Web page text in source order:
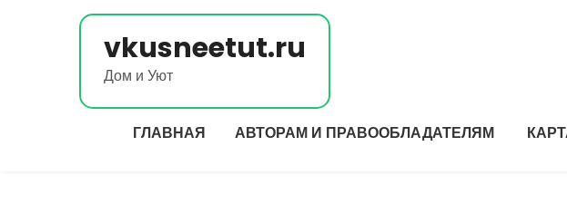
vkusneetut.ru
Дом и Уют
ГЛАВНАЯ АВТОРАМ И ПРАВООБЛАДАТЕЛЯМ